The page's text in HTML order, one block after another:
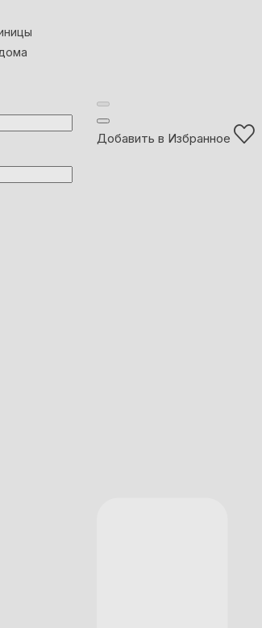
Добавить в Избранное